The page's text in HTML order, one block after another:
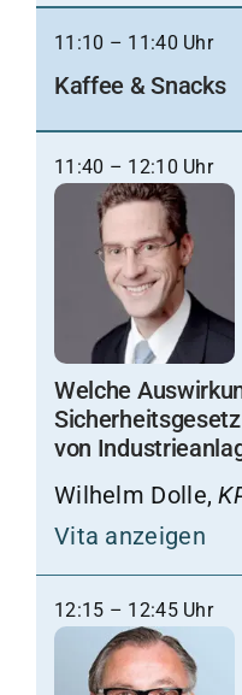
11:10 – 11:40 Uhr
Kaffee & Snacks
11:40 – 12:10 Uhr
Welche
von
Wilhelm Dolle,
Vita anzeigen
12:15 – 12:45 Uhr